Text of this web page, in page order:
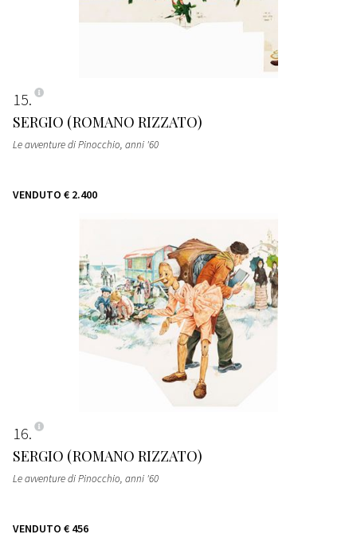
15
SERGIO (ROMANO RIZZATO)
Le avventure di Pinocchio, anni '60
VENDUTO € 2.400
16
SERGIO (ROMANO RIZZATO)
Le avventure di Pinocchio, anni '60
VENDUTO € 456